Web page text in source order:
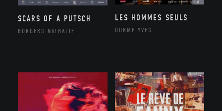
SCARS OF A PUTSCH
BORGERS NATHALIE
LES HOMMES SEULS
DORME YVES